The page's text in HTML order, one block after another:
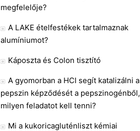
megfelelője?
A LAKE ételfestékek tartalmaznak
alumíniumot?
Káposzta és Colon tisztító
A gyomorban a HCI segít katalizálni a
pepszin képződését a pepszinogénből,
milyen feladatot kell tenni?
Mi a kukoricagluténliszt kémiai